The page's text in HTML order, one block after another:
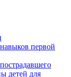
первой
детей для